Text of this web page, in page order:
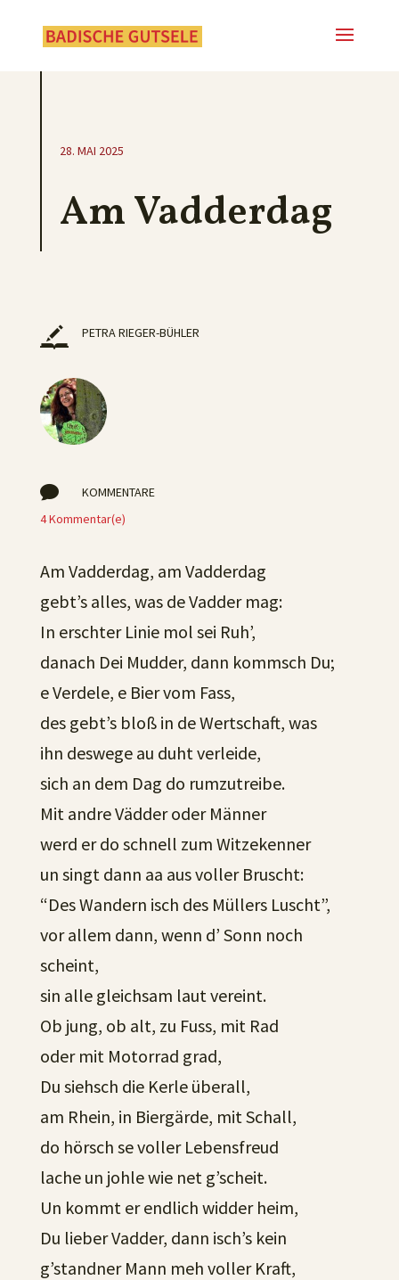
28. MAI 2025
Am Vadderdag
PETRA RIEGER-BÜHLER

KOMMENTARE
4 Kommentar(e)
Am Vadderdag, am Vadderdag
gebt’s alles, was de Vadder mag:
In erschter Linie mol sei Ruh’,
danach Dei Mudder, dann kommsch Du;
e Verdele, e Bier vom Fass,
des gebt’s bloß in de Wertschaft, was
ihn deswege au duht verleide,
sich an dem Dag do rumzutreibe.
Mit andre Vädder oder Männer
werd er do schnell zum Witzekenner
un singt dann aa aus voller Bruscht:
“Des Wandern isch des Müllers Luscht”,
vor allem dann, wenn d’ Sonn noch
scheint,
sin alle gleichsam laut vereint.
Ob jung, ob alt, zu Fuss, mit Rad
oder mit Motorrad grad,
Du siehsch die Kerle überall,
am Rhein, in Biergärde, mit Schall,
do hörsch se voller Lebensfreud
lache un johle wie net g’scheit.
Un kommt er endlich widder heim,
Du lieber Vadder, dann isch’s kein
g’standner Mann meh voller Kraft,